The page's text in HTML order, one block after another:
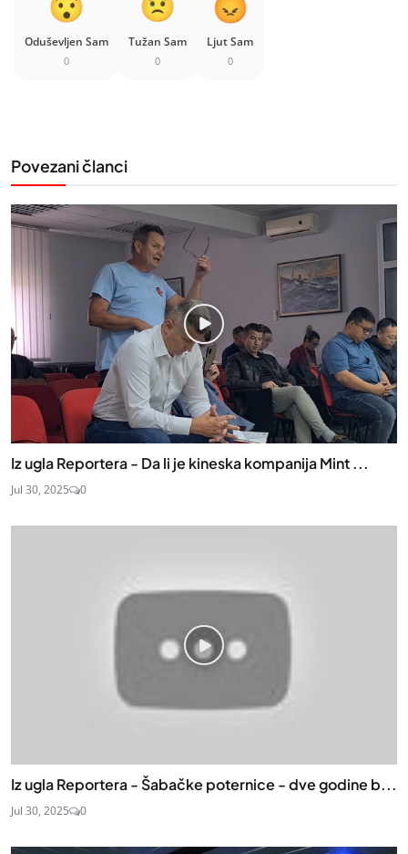
Oduševljen Sam
0
Tužan Sam
0
Ljut Sam
0
Povezani članci
Iz ugla Reportera - Da li je kineska kompanija Mint ...
Jul 30, 2025 0
Iz ugla Reportera - Šabačke poternice - dve godine b...
Jul 30, 2025 0